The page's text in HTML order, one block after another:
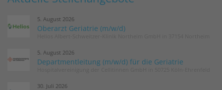
5. August 2026
Oberarzt Geriatrie (m/w/d)
5. August 2026
Departmentleitung (m/w/d) für die Geriatrie
30. Juli 2026